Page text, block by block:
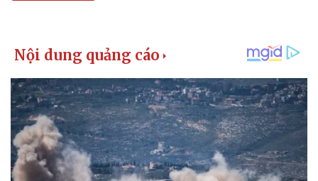
Bất động sản
Tỷ giá
Chứng khoán
Giá cà phê